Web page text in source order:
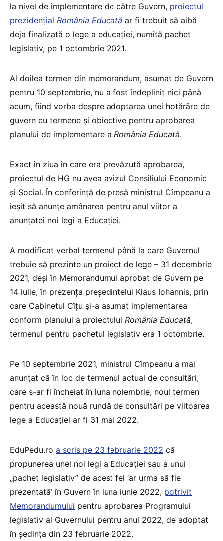
la nivel de implementare de către Guvern, proiectul
prezidențial România Educată ar fi trebuit să aibă
deja finalizată o lege a educației, numită pachet
legislativ, pe 1 octombrie 2021.
Al doilea termen din memorandum, asumat de Guvern
pentru 10 septembrie, nu a fost îndeplinit nici până
acum, fiind vorba despre adoptarea unei hotărâre de
guvern cu termene și obiective pentru aprobarea
planului de implementare a România Educată.
Exact în ziua în care era prevăzută aprobarea,
proiectul de HG nu avea avizul Consiliului Economic
și Social. În conferință de presă ministrul Cîmpeanu a
ieșit să anunțe amânarea pentru anul viitor a
anunțatei noi legi a Educației.
A modificat verbal termenul până la care Guvernul
trebuie să prezinte un proiect de lege – 31 decembrie
2021, deși în Memorandumul aprobat de Guvern pe
14 iulie, în prezența președintelui Klaus Iohannis, prin
care Cabinetul Cîțu și-a asumat implementarea
conform planului a proiectului România Educată,
termenul pentru pachetul legislativ era 1 octombrie.
Pe 10 septembrie 2021, ministrul Cîmpeanu a mai
anunțat că în loc de termenul actual de consultări,
care s-ar fi încheiat în luna noiembrie, noul termen
pentru această nouă rundă de consultări pe viitoarea
lege a Educației ar fi 31 mai 2022.
EduPedu.ro a scris pe 23 februarie 2022 că
propunerea unei noi legi a Educației sau a unui
„pachet legislativ” de acest fel ‘ar urma să fie
prezentată’ în Guvern în luna iunie 2022, potrivit
Memorandumului pentru aprobarea Programului
legislativ al Guvernului pentru anul 2022, de adoptat
în ședința din 23 februarie 2022.